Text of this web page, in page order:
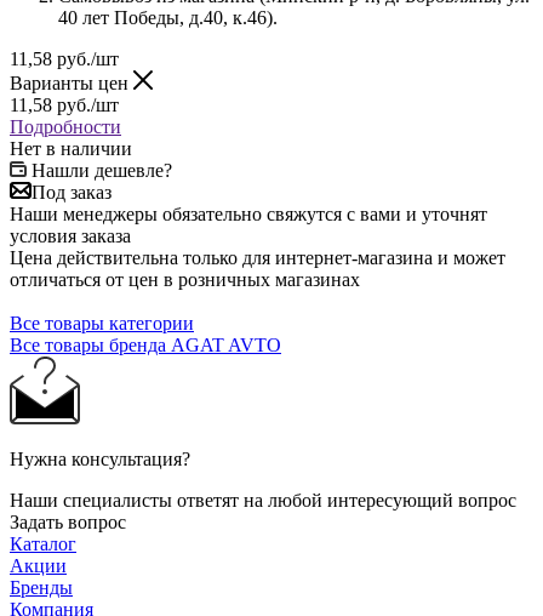
40 лет Победы, д.40, к.46).
11,58 руб./шт
Варианты цен
11,58 руб./шт
Подробности
Нет в наличии
Нашли дешевле?
Под заказ
Наши менеджеры обязательно свяжутся с вами и уточнят
условия заказа
Цена действительна только для интернет-магазина и может
отличаться от цен в розничных магазинах
Все товары категории
Все товары бренда AGAT AVTO
Нужна консультация?
Наши специалисты ответят на любой интересующий вопрос
Задать вопрос
Каталог
Акции
Бренды
Компания